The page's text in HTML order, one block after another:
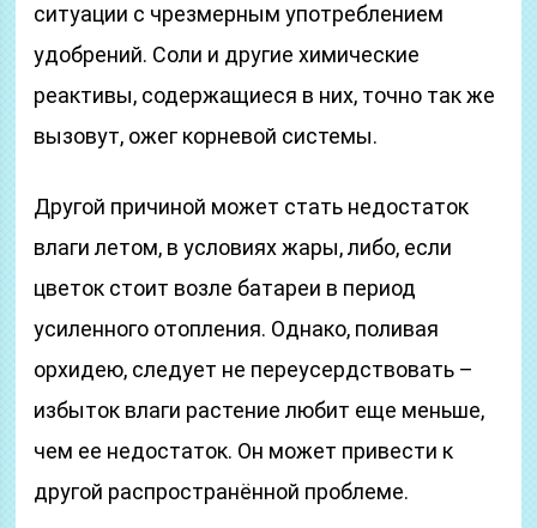
ситуации с чрезмерным употреблением
удобрений. Соли и другие химические
реактивы, содержащиеся в них, точно так же
вызовут, ожег корневой системы.
Другой причиной может стать недостаток
влаги летом, в условиях жары, либо, если
цветок стоит возле батареи в период
усиленного отопления. Однако, поливая
орхидею, следует не переусердствовать –
избыток влаги растение любит еще меньше,
чем ее недостаток. Он может привести к
другой распространённой проблеме.